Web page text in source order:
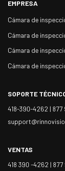
EMPRESA
Cámara de
Cámara de
Cámara de
Cámara de
SOPORTE
418-390-4262 | 877
VENTAS
418 390 -4262 |